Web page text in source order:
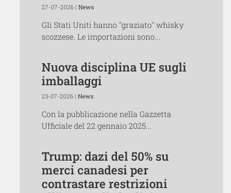
27-07-2026 | News
Gli Stati Uniti hanno "graziato" whisky
scozzese. Le importazioni sono...
Nuova disciplina UE sugli
imballaggi
23-07-2026 | News
Con la pubblicazione nella Gazzetta
Ufficiale del 22 gennaio 2025...
Trump: dazi del 50% su
merci canadesi per
contrastare restrizioni